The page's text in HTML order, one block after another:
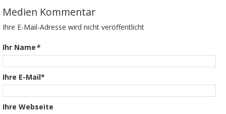
Medien Kommentar
Ihre E-Mail-Adresse wird nicht veröffentlicht
Ihr Name*
Ihre E-Mail*
Ihre Webseite